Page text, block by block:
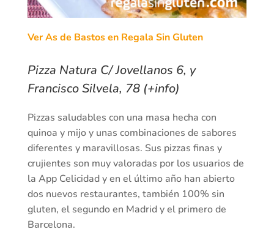
Ver As de Bastos en Regala Sin Gluten
Pizza Natura C/ Jovellanos 6, y
Francisco Silvela, 78 (+info)
Pizzas saludables con una masa hecha con
quinoa y mijo y unas combinaciones de sabores
diferentes y maravillosas. Sus pizzas finas y
crujientes son muy valoradas por los usuarios de
la App Celicidad y en el último año han abierto
dos nuevos restaurantes, también 100% sin
gluten, el segundo en Madrid y el primero de
Barcelona.